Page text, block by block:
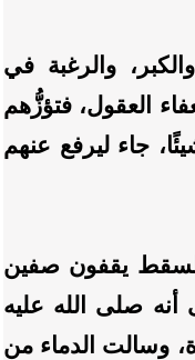
والرغبة في
العقول، فتؤزُّهم
جاء ليرفع عنهم
والسقط يقفون صفين
أنه صلى الله عليه
وسالت الدماء من